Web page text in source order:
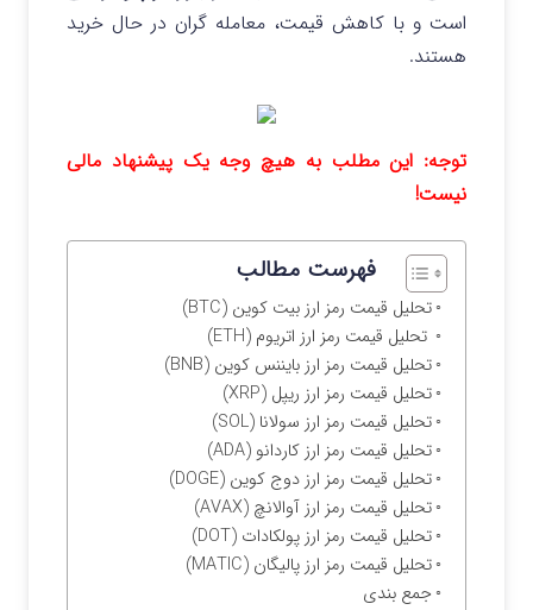
است و با کاهش قیمت، معامله گران در حال خرید
هستند.
توجه: این مطلب به هیچ وجه یک پیشنهاد مالی
نیست!
فهرست مطالب
تحلیل قیمت رمز ارز بیت کوین (BTC)
تحلیل قیمت رمز ارز اتریوم (ETH)
تحلیل قیمت رمز ارز بایننس کوین (BNB)
تحلیل قیمت رمز ارز ریپل (XRP)
تحلیل قیمت رمز ارز سولانا (SOL)
تحلیل قیمت رمز ارز کاردانو (ADA)
تحلیل قیمت رمز ارز دوج کوین (DOGE)
تحلیل قیمت رمز ارز آوالانچ (AVAX)
تحلیل قیمت رمز ارز پولکادات (DOT)
تحلیل قیمت رمز ارز پالیگان (MATIC)
جمع بندی